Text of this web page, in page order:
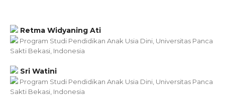
Retma Widyaning Ati
Program Studi Pendidikan Anak Usia Dini, Universitas Panca
Sakti Bekasi, Indonesia
Sri Watini
Program Studi Pendidikan Anak Usia Dini, Universitas Panca
Sakti Bekasi, Indonesia